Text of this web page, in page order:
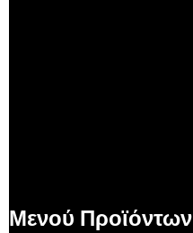
Μενού Προϊόντων